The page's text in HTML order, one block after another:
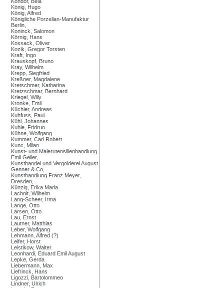
König, Hugo
König, Alfred
Königliche Porzellan-Manufaktur
Berlin,
Koninck, Salomon
Körnig, Hans
Kossack, Oliver
Kozik, Gregor Torsten
Kraft, Ingo
Krauskopf, Bruno
Kray, Wilhelm
Krepp, Siegfried
Kreßner, Magdalene
Kretschmer, Katharina
Kretzschmar, Bernhard
Kriegel, Willy
Kronke, Emil
Küchler, Andreas
Kuhfuss, Paul
Kühl, Johannes
Kuhle, Fridrun
Kühne, Wolfgang
Kummer, Carl Robert
Kunc, Milan
Kunst- und Malerutensilienhandlung
Emil Geller,
Kunsthandel und Vergolderei August
Genner & Co,
Kunsthandlung Franz Meyer,
Dresden,
Künzig, Erika Maria
Lachnit, Wilhelm
Lang-Scheer, Irma
Lange, Otto
Larsen, Otto
Lau, Ernst
Lautner, Matthias
Leber, Wolfgang
Lehmann, Alfred (?)
Leifer, Horst
Leistikow, Walter
Leonhardi, Eduard Emil August
Lepke, Gerda
Liebermann, Max
Liefrinck, Hans
Ligozzi, Bartolommeo
Lindner, Ulrich